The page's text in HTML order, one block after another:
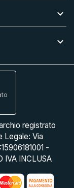


registrato
Legale: Via
-
IVA INCLUSA